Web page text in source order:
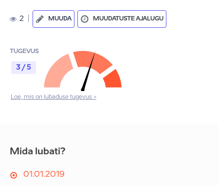
2 MUUDA MUUDATUSTE AJALUGU
TUGEVUS
3 / 5
Loe, mis on lubaduse tugevus >
Mida lubati?
01.01.2019